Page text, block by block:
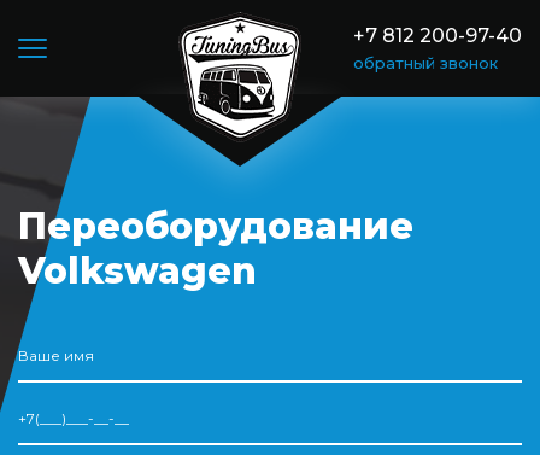
+7 812 200-97-40
обратный звонок
Переоборудование
Volkswagen